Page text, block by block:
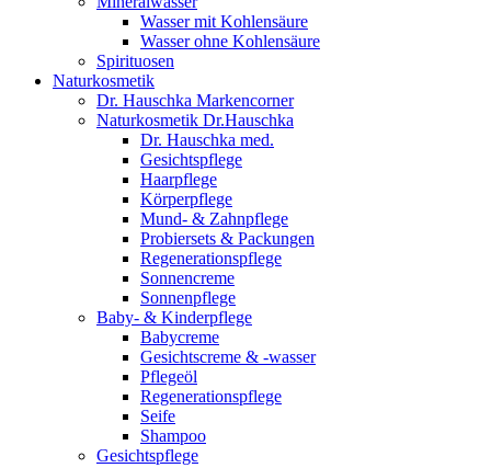
Wasser mit Kohlensäure
Wasser ohne Kohlensäure
Spirituosen
Naturkosmetik
Dr. Hauschka Markencorner
Naturkosmetik Dr.Hauschka
Dr. Hauschka med.
Gesichtspflege
Haarpflege
Körperpflege
Mund- & Zahnpflege
Probiersets & Packungen
Regenerationspflege
Sonnencreme
Sonnenpflege
Baby- & Kinderpflege
Babycreme
Gesichtscreme & -wasser
Pflegeöl
Regenerationspflege
Seife
Shampoo
Gesichtspflege